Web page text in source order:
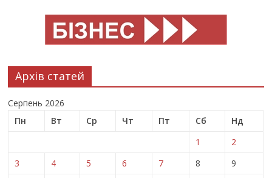
Архів статей
Серпень 2026
Пн
Вт Ср Чт Пт Сб
Нд
1
2
3
4 5 6 7 8
9